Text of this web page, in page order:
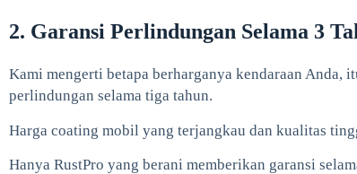
2. Garansi Perlindungan Selama 3
Kami mengerti betapa berharganya kendaraan Anda,
perlindungan selama tiga tahun.
Harga coating mobil yang terjangkau dan kualitas
Hanya RustPro yang berani memberikan garansi